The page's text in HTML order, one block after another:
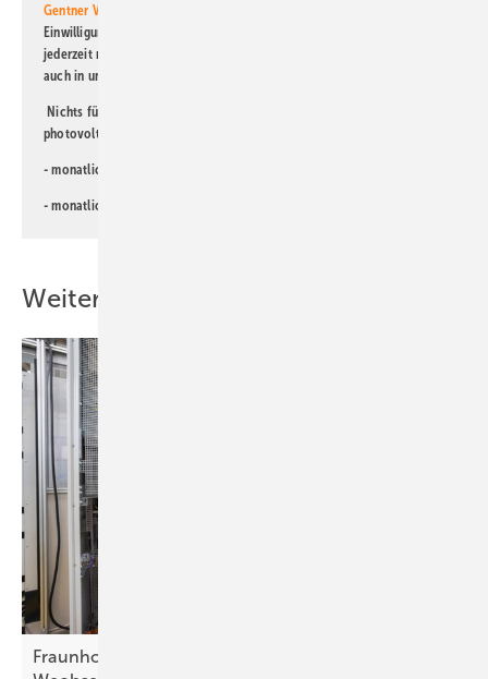
Gentner Verlag GmbH & Co. KG
Einwilligung kann ich jederzeit widerrufen und eine Abmeldung ist
jederzeit möglich. Informationen zum Umgang mit Daten finden Sie
auch in unserer
Nichts für Sie dabei? Dann lesen Sie doch einen unserer weiteren
photovoltaik-Newsletter!
- monatlicher
- monatlicher
Weitere Inhalte
Fraunhofer ISE: Netzbildende Funktionen von